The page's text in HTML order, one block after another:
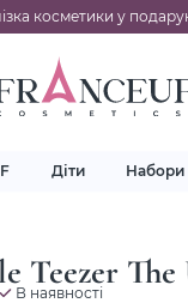
косметики у
Діти Набори
Teezer
В наявності